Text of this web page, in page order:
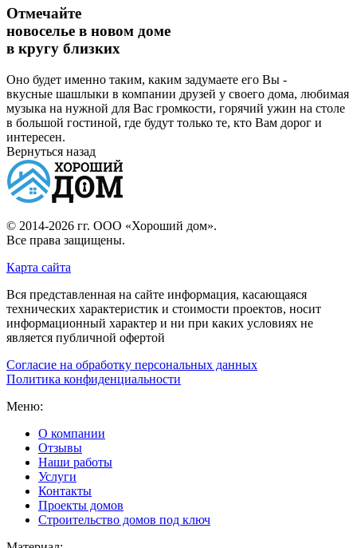
Отмечайте
новоселье в новом доме
в кругу близких
Оно будет именно таким, каким задумаете его Вы -
вкусные шашлыки в компании друзей у своего дома, любимая
музыка на нужной для Вас громкости, горячий ужин на столе
в большой гостиной, где будут только те, кто Вам дорог и
интересен.
Вернуться назад
© 2014-2026 гг. ООО «Хороший дом».
Все права защищены.
Карта сайта
Вся представленная на сайте информация, касающаяся
технических характеристик и стоимости проектов, носит
информационный характер и ни при каких условиях не
является публичной офертой
Согласие на обработку персональных данных
Политика конфиденциальности
Меню:
О компании
Отзывы
Наши работы
Услуги
Контакты
Проекты домов
Строительство домов под ключ